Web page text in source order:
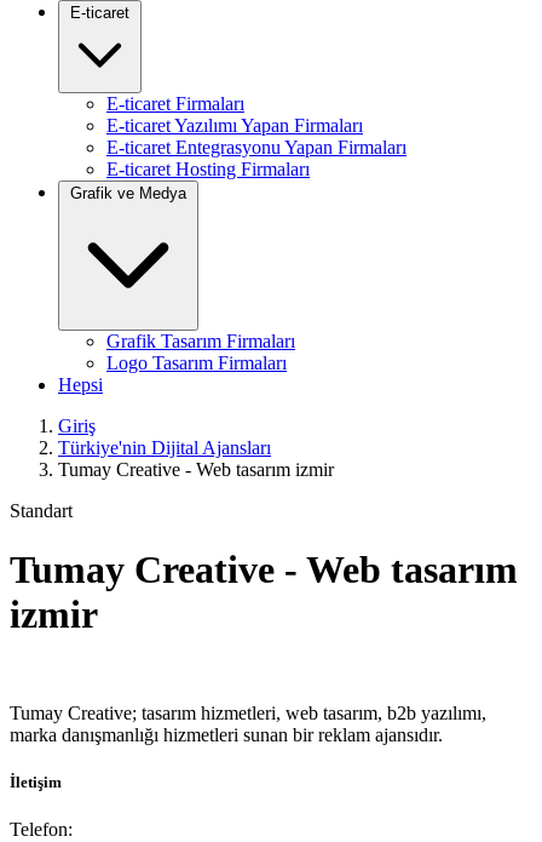
E-ticaret
E-ticaret Firmaları
E-ticaret Yazılımı Yapan Firmaları
E-ticaret Entegrasyonu Yapan Firmaları
E-ticaret Hosting Firmaları
Grafik ve Medya
Grafik Tasarım Firmaları
Logo Tasarım Firmaları
Hepsi
Giriş
Türkiye'nin Dijital Ajansları
Tumay Creative - Web tasarım izmir
Standart
Tumay Creative - Web tasarım
izmir
Tumay Creative; tasarım hizmetleri, web tasarım, b2b yazılımı,
marka danışmanlığı hizmetleri sunan bir reklam ajansıdır.
İletişim
Telefon: